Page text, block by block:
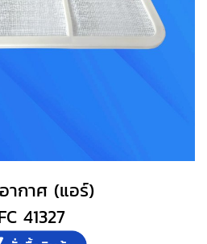
ากาศ (แอร์)
41327